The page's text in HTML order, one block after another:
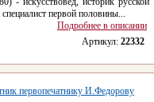
первой половины...
Подробнее в описании
Артикул: 22332
первопечатнику И.Федорову